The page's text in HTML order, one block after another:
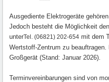
Ausgediente Elektrogeräte
Jedoch besteht die Möglichkeit
unterTel. (06821) 202-654 mit dem
Wertstoff-Zentrum zu
Großgerät (Stand: Januar 2026).
Terminvereinbarungen sind von